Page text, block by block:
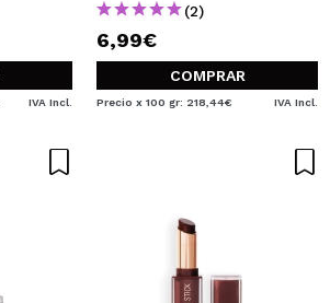
IVA Incl.
(2)
6,99€
COMPRAR
Precio x 100 gr: 218,44€ IVA Incl.